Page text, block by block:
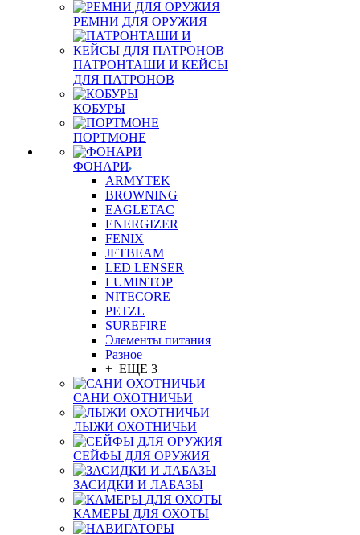
РЕМНИ ДЛЯ ОРУЖИЯ
ПАТРОНТАШИ И КЕЙСЫ
ДЛЯ ПАТРОНОВ
КОБУРЫ
ПОРТМОНЕ
ФОНАРИ
ARMYTEK
BROWNING
EAGLETAC
ENERGIZER
FENIX
JETBEAM
LED LENSER
LUMINTOP
NITECORE
PETZL
SUREFIRE
Элементы питания
Разное
+ ЕЩЕ 3
САНИ ОХОТНИЧЬИ
ЛЫЖИ ОХОТНИЧЬИ
СЕЙФЫ ДЛЯ ОРУЖИЯ
ЗАСИДКИ И ЛАБАЗЫ
КАМЕРЫ ДЛЯ ОХОТЫ